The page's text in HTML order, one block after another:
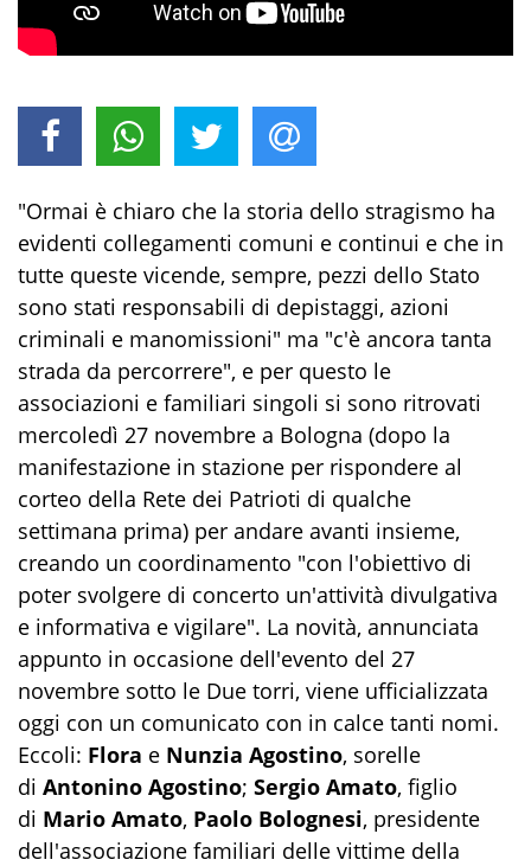
"Ormai è chiaro che la storia dello stragismo ha
evidenti collegamenti comuni e continui e che in
tutte queste vicende, sempre, pezzi dello Stato
sono stati responsabili di depistaggi, azioni
criminali e manomissioni" ma "c'è ancora tanta
strada da percorrere", e per questo le
associazioni e familiari singoli si sono ritrovati
mercoledì 27 novembre a Bologna (dopo la
manifestazione in stazione per rispondere al
corteo della Rete dei Patrioti di qualche
settimana prima) per andare avanti insieme,
creando un coordinamento "con l'obiettivo di
poter svolgere di concerto un'attività divulgativa
e informativa e vigilare". La novità, annunciata
appunto in occasione dell'evento del 27
novembre sotto le Due torri, viene ufficializzata
oggi con un comunicato con in calce tanti nomi.
Eccoli: Flora e Nunzia Agostino, sorelle
di Antonino Agostino; Sergio Amato, figlio
di Mario Amato, Paolo Bolognesi, presidente
dell'associazione familiari delle vittime della